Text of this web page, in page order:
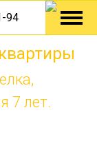
94
7 лет.